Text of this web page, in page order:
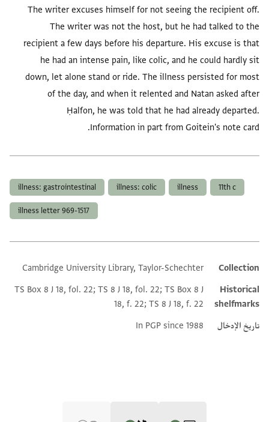
The writer excuses himself for not seeing the recipient off.
The writer was not the host, but he had talked to the
recipient a few days before his departure. His excuse is that
he had an intense pain, like colic, and he could hardly sit
down, let alone stand or ride. The illness persisted for most
of the day, and when it relented and Natan asked after
Ḥalfon, he was told that he had already departed.
Information in part from Goitein's note card.
11th c
illness
illness: colic
illness: gastrointestinal
illness letter 969-1517
Additional metadata
Collection
Cambridge University Library, Taylor-Schechter
Historical
shelfmarks
TS Box 8 J 18, fol. 22; TS 8 J 18, fol. 22; TS Box 8 J
18, f. 22; TS 8 J 18, f. 22
تاريخ الإدخال
In PGP since 1988